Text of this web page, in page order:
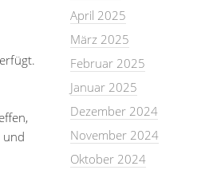
und
April 2025
März 2025
Februar 2025
Januar 2025
Dezember 2024
November 2024
Oktober 2024